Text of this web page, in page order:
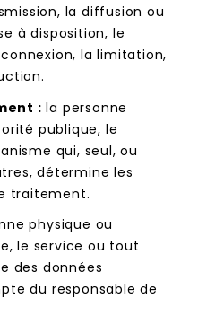
la diffusion ou
à disposition, le
la limitation,
: la personne
publique, le
qui, seul, ou
détermine les
traitement.
physique ou
le service ou tout
des données
du responsable de